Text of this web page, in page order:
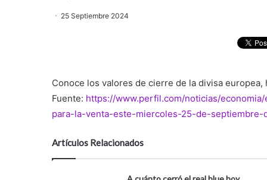
25 Septiembre 2024
Conoce los valores de cierre de la divisa
Fuente: https://www.perfil.com/noticias/
para-la-venta-este-miercoles-25-de-septiembre-
Artículos Relacionados